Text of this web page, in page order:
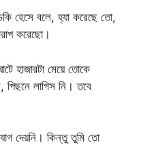
হেসে বলে, হ্যা করেছে তো,
করেছো।
হাজারটা মেয়ে তোকে
পিছনে লাগিস নি। তবে
দেয়নি। কিন্তু তুমি তো